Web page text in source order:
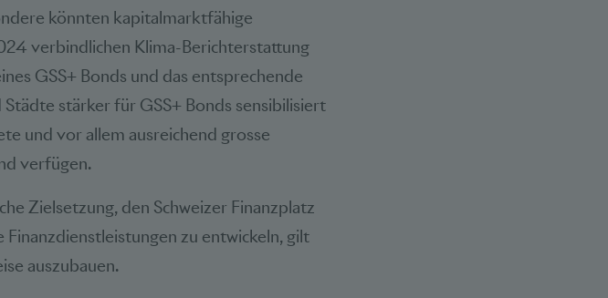
könnten kapitalmarktfähige
verbindlichen Klima-Berichterstattung
GSS+ Bonds und das entsprechende
stärker für GSS+ Bonds sensibilisiert
und vor allem ausreichend grosse
verfügen.
Zielsetzung, den Schweizer Finanzplatz
zu entwickeln, gilt
auszubauen.